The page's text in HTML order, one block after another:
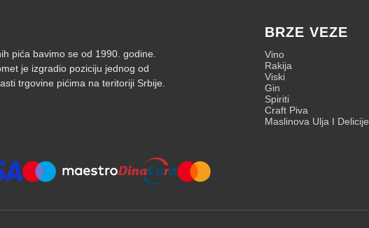
pića bavimo se od 1990. godine.
je izgradio poziciju jednog od
trgovine pićima na teritoriji Srbije.
BRZE VEZE
Vino
Rakija
Viski
Gin
Spiriti
Craft Piva
Maslinova Ulja I Delicije